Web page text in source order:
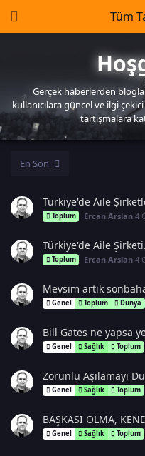
Gerçek haberlerden
kullanıcılara güncel ve ilgi
tartışmalara
Tüm
En Son
Türkiye'de Aile
Toplum Ercan Arslan 4
Türkiye'de Aile
Toplum Ercan Arslan 4
Mevsim artık
Genel Toplum Dünya
Bill Gates ne yapsa
Genel Sağlık Toplum
Zorunlu Aşılamayı
Genel Sağlık Toplum
BAŞKASI OLMA,
Genel Sağlık Toplum